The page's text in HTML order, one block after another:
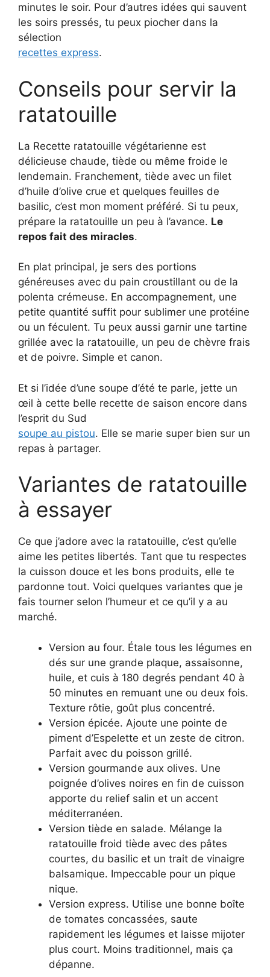
minutes le soir. Pour d’autres idées qui sauvent
les soirs pressés, tu peux piocher dans la
sélection
recettes express.
Conseils pour servir la
ratatouille
La Recette ratatouille végétarienne est
délicieuse chaude, tiède ou même froide le
lendemain. Franchement, tiède avec un filet
d’huile d’olive crue et quelques feuilles de
basilic, c’est mon moment préféré. Si tu peux,
prépare la ratatouille un peu à l’avance. Le
repos fait des miracles.
En plat principal, je sers des portions
généreuses avec du pain croustillant ou de la
polenta crémeuse. En accompagnement, une
petite quantité suffit pour sublimer une protéine
ou un féculent. Tu peux aussi garnir une tartine
grillée avec la ratatouille, un peu de chèvre frais
et de poivre. Simple et canon.
Et si l’idée d’une soupe d’été te parle, jette un
œil à cette belle recette de saison encore dans
l’esprit du Sud
soupe au pistou. Elle se marie super bien sur un
repas à partager.
Variantes de ratatouille
à essayer
Ce que j’adore avec la ratatouille, c’est qu’elle
aime les petites libertés. Tant que tu respectes
la cuisson douce et les bons produits, elle te
pardonne tout. Voici quelques variantes que je
fais tourner selon l’humeur et ce qu’il y a au
marché.
Version au four. Étale tous les légumes en
dés sur une grande plaque, assaisonne,
huile, et cuis à 180 degrés pendant 40 à
50 minutes en remuant une ou deux fois.
Texture rôtie, goût plus concentré.
Version épicée. Ajoute une pointe de
piment d’Espelette et un zeste de citron.
Parfait avec du poisson grillé.
Version gourmande aux olives. Une
poignée d’olives noires en fin de cuisson
apporte du relief salin et un accent
méditerranéen.
Version tiède en salade. Mélange la
ratatouille froid tiède avec des pâtes
courtes, du basilic et un trait de vinaigre
balsamique. Impeccable pour un pique
nique.
Version express. Utilise une bonne boîte
de tomates concassées, saute
rapidement les légumes et laisse mijoter
plus court. Moins traditionnel, mais ça
dépanne.